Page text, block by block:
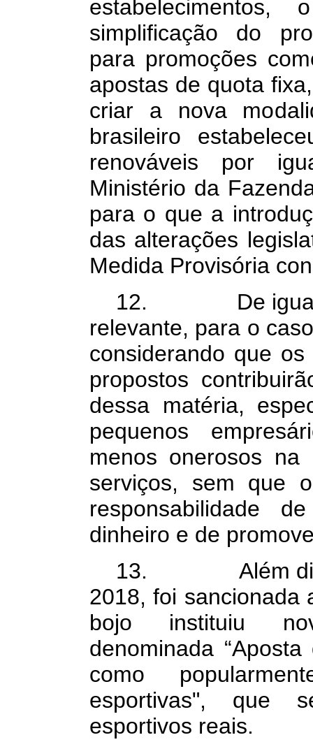
simplificação do
para promoções
apostas de quota
criar a nova
brasileiro
renováveis por
Ministério da
para o que a
das alterações
Medida Provisória
12. De igual
relevante, para o
considerando que
propostos
dessa matéria,
pequenos
menos onerosos
serviços, sem que
responsabilidade
dinheiro e de
13. Além
2018, foi sancionada
bojo instituiu
denominada
como
esportivas", que
esportivos reais.